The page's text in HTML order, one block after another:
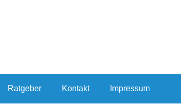
Ratgeber Kontakt Impressum